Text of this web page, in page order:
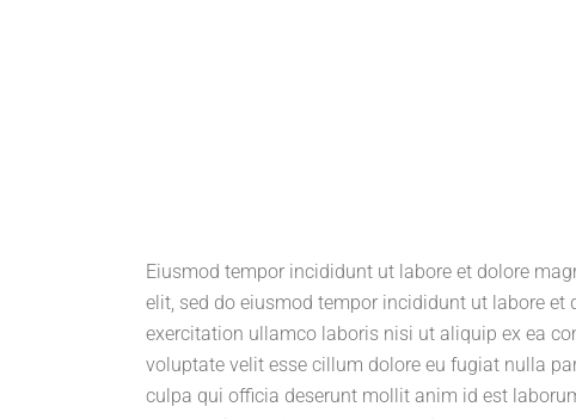
Eiusmod tempor incididunt ut labore et dolore
elit, sed do eiusmod tempor incididunt ut labore
exercitation ullamco laboris nisi ut aliquip ex ea
voluptate velit esse cillum dolore eu fugiat nulla
culpa qui officia deserunt mollit anim id est